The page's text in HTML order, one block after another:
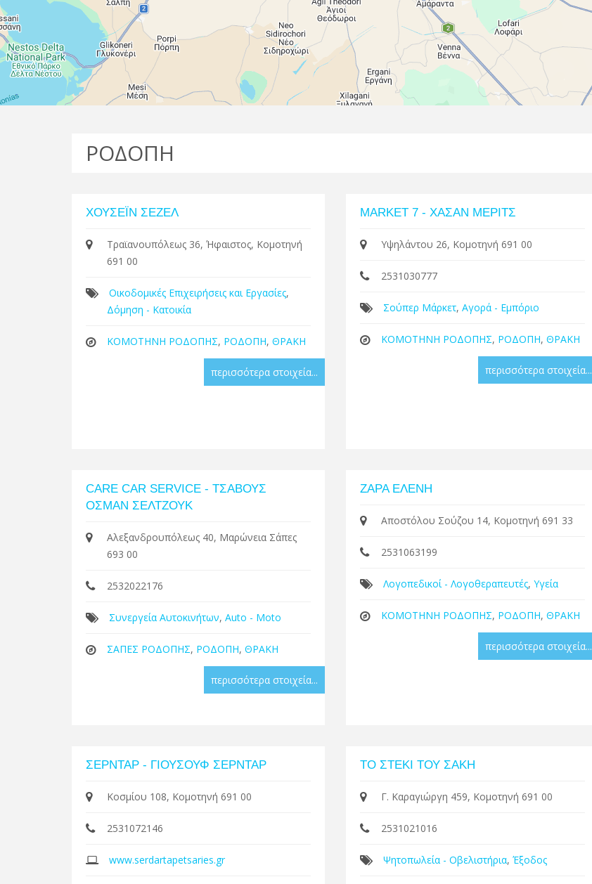
ΡΟΔΟΠΗ
ΧΟΥΣΕΪΝ ΣΕΖΕΛ
Τραϊανουπόλεως 36, Ήφαιστος, Κομοτηνή
691 00
Οικοδομικές Επιχειρήσεις και Εργασίες,
Δόμηση - Κατοικία
ΚΟΜΟΤΗΝΗ ΡΟΔΟΠΗΣ, ΡΟΔΟΠΗ, ΘΡΑΚΗ
περισσότερα στοιχεία...
MARKET 7 - ΧΑΣΑΝ ΜΕΡΙΤΣ
Υψηλάντου 26, Κομοτηνή 691 00
2531030777
Σούπερ Μάρκετ, Αγορά - Εμπόριο
ΚΟΜΟΤΗΝΗ ΡΟΔΟΠΗΣ, ΡΟΔΟΠΗ, ΘΡΑΚΗ
περισσότερα στοιχεία...
CARE CAR SERVICE - ΤΣΑΒΟΥΣ
ΟΣΜΑΝ ΣΕΛΤΖΟΥΚ
Αλεξανδρουπόλεως 40, Μαρώνεια Σάπες
693 00
2532022176
Συνεργεία Αυτοκινήτων, Auto - Moto
ΣΑΠΕΣ ΡΟΔΟΠΗΣ, ΡΟΔΟΠΗ, ΘΡΑΚΗ
περισσότερα στοιχεία...
ΖΑΡΑ ΕΛΕΝΗ
Αποστόλου Σούζου 14, Κομοτηνή 691 33
2531063199
Λογοπεδικοί - Λογοθεραπευτές, Υγεία
ΚΟΜΟΤΗΝΗ ΡΟΔΟΠΗΣ, ΡΟΔΟΠΗ, ΘΡΑΚΗ
περισσότερα στοιχεία...
ΣΕΡΝΤΑΡ - ΓΙΟΥΣΟΥΦ ΣΕΡΝΤΑΡ
Κοσμίου 108, Κομοτηνή 691 00
2531072146
www.serdartapetsaries.gr
ΤΟ ΣΤΕΚΙ ΤΟΥ ΣΑΚΗ
Γ. Καραγιώργη 459, Κομοτηνή 691 00
2531021016
Ψητοπωλεία - Οβελιστήρια, Έξοδος